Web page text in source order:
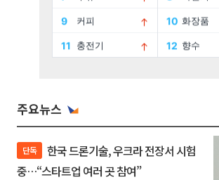
주요뉴스
단독
중…“스타트업 여러 곳 참여”